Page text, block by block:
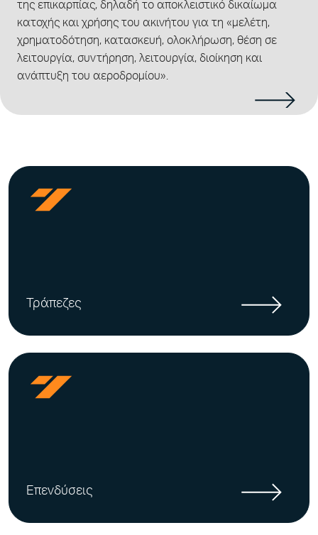
της επικαρπίας, δηλαδή το αποκλειστικό δικαίωμα
κατοχής και χρήσης του ακινήτου για τη «μελέτη,
χρηματοδότηση, κατασκευή, ολοκλήρωση, θέση σε
λειτουργία, συντήρηση, λειτουργία, διοίκηση και
ανάπτυξη του αεροδρομίου».
Τράπεζες
Επενδύσεις